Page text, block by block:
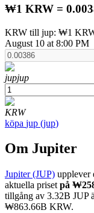
USDT Futures
Futures med
COIN-M
Futures för
₩1 KRW =
KRW till jup: ₩1 KRW
August 10 at 8:00 PM
jupjup
KRW
köpa jup (jup)
Om Jupiter
Jupiter (JUP) upplever
aktuella priset på
tillgång av 3.32B JUP
₩863.66B KRW.